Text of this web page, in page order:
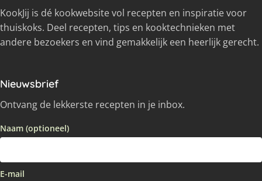
KookJij is dé kookwebsite vol recepten en inspiratie voor
thuiskoks. Deel recepten, tips en kooktechnieken met
andere bezoekers en vind gemakkelijk een heerlijk gerecht.
Nieuwsbrief
Ontvang de lekkerste recepten in je inbox.
Naam (optioneel)
E-mail